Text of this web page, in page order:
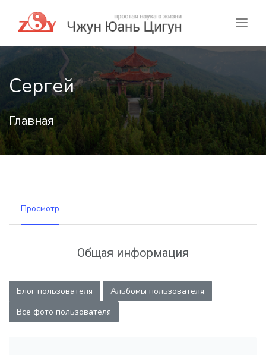
Сергей
Главная
Просмотр
Общая информация
Блог пользователя
Альбомы пользователя
Все фото пользователя